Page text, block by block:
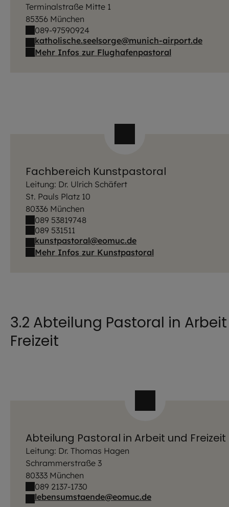
Terminalstraße Mitte 1
85356 München
089-97590924
katholische.seelsorge@munich-airport.de
Mehr Infos zur Flughafenpastoral
Fachbereich Kunstpastoral
Leitung: Dr. Ulrich Schäfert
St. Pauls Platz 10
80336 München
089 53819748
089 531511
kunstpastoral@eomuc.de
Mehr Infos zur Kunstpastoral
3.2 Abteilung Pastoral in
Freizeit
Abteilung Pastoral in Arbeit und Freizeit
Leitung: Dr. Thomas Hagen
Schrammerstraße 3
80333 München
089 2137-1730
lebensumstaende@eomuc.de